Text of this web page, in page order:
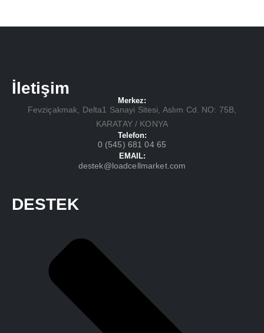
İletişim
Merkez:
Fevziçakmak, Delta1 Sanayi Sitesi, Aslım Cd. NO: 75B,
KARATAY / KONYA
Telefon:
0 (545) 681 04 65
EMAIL:
destek@loadcellmarket.com
DESTEK